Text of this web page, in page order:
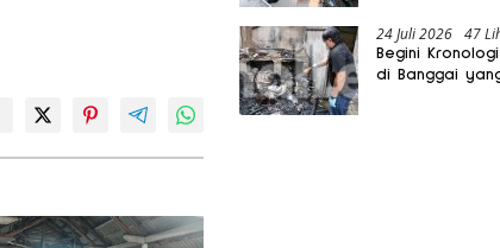
24 Juli 2026 47
Begini
di Banggai